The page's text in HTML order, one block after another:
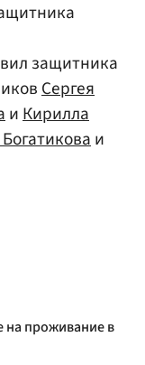
защитника
Сергея
иКирилла
и
на проживание в